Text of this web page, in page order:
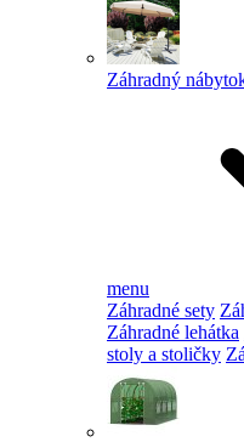
Záhradný
menu
Záhradné sety
Záhradné lehátka
stoly a stoličky